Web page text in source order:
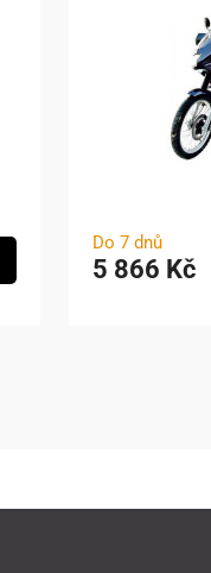
Do 7 dnů
5 866 Kč